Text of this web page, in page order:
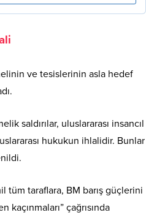
ve tesislerinin asla hedef
saldırılar, uluslararası insancıl
hukukun ihlalidir. Bunlar
tüm taraflara, BM barış güçlerini
çağrısında